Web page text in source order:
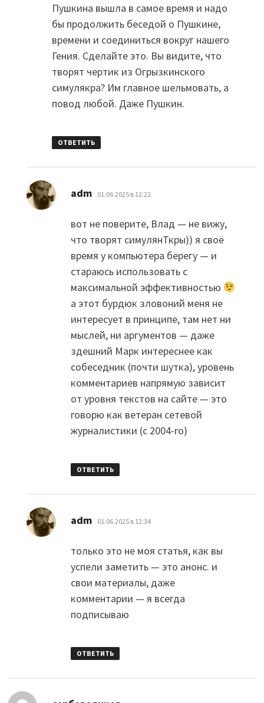
Пушкина вышла в самое время и надо
бы продолжить беседой о Пушкине,
времени и соединиться вокруг нашего
Гения. Сделайте это. Вы видите, что
творят чертик из Огрызкинского
симулякра? Им главное шельмовать, а
повод любой. Даже Пушкин.
ОТВЕТИТЬ
adm: 01.06.2025 в 12:22
вот не поверите, Влад — не вижу,
что творят симулянТкры)) я своё
время у компьютера берегу — и
стараюсь использовать с
максимальной эффективностью
а этот бурдюк зловоний меня не
интересует в принципе, там нет ни
мыслей, ни аргументов — даже
здешний Марк интереснее как
собеседник (почти шутка), уровень
комментариев напрямую зависит
от уровня текстов на сайте — это
говорю как ветеран сетевой
журналистики (с 2004-го)
ОТВЕТИТЬ
adm: 01.06.2025 в 12:34
только это не моя статья, как вы
успели заметить — это анонс. и
свои материалы, даже
комментарии — я всегда
подписываю
ОТВЕТИТЬ